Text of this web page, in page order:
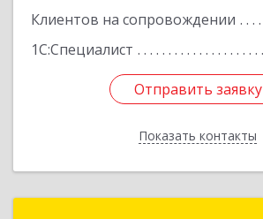
Клиентов на сопровождении
1С:Специалист
Отправить заявку
Показать контакты
Отправить заявку
Назад